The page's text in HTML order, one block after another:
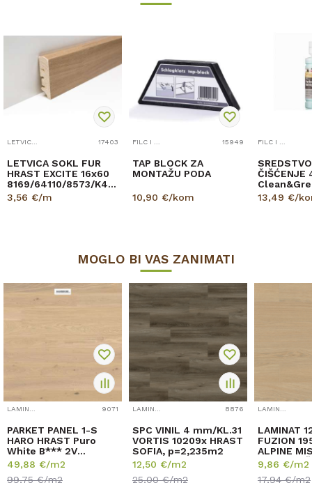
17403
LETVICA SOKL FUR
HRAST EXCITE 16x60
8169/64110/8573/K462/
2200mm
3,56 €/m
15949
TAP BLOCK ZA
MONTAŽU PODA
10,90 €/kom
ČIŠĆENJE
PARKET
13,49 €/
MOGLO BI VAS ZANIMATI
9071
PARKET PANEL 1-S
HARO HRAST Puro
White B*** 2V
naturOIL 547 402x
11/180/1085 ...
49,88 €/m2
99,75€/m2
8876
SPC VINIL 4 mm/KL.31
VORTIS 10209x HRAST
SOFIA, p=2,235m2
12,50 €/m2
25,00€/m2
LAMINAT
FUZION
ALPINE
23,38m2
9,86 €/m2
17,94€/m2